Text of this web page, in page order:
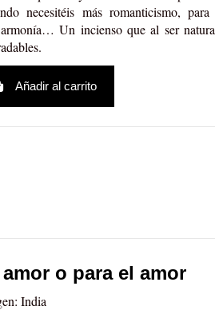
necesitéis más romanticismo,
Un incienso que al ser
Añadir al carrito
o para el amor
India